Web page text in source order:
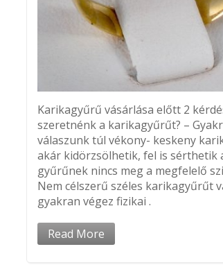
Karikagyűrű vásárlása előtt 2
szeretnénk a karikagyűrűt? –
válaszunk túl vékony- keskeny
akár kidörzsölhetik, fel is sérthetik
gyűrűnek nincs meg a megfelelő
Nem célszerű széles karikagyűrűt
gyakran végez fizikai .
Read More